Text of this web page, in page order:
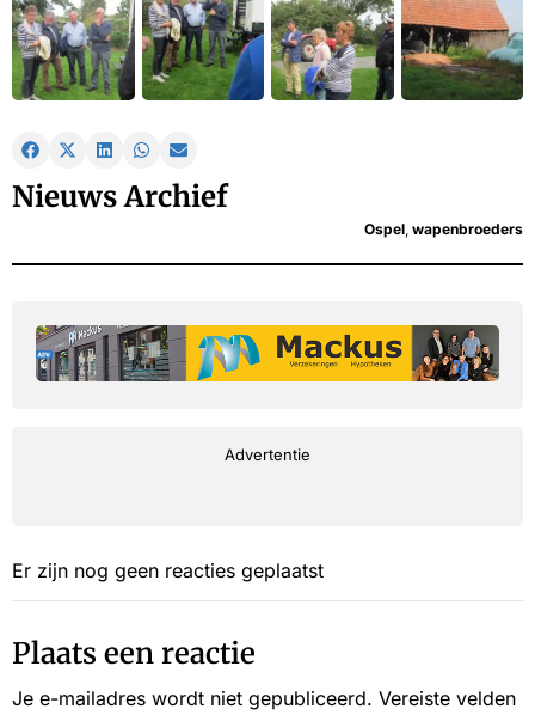
Nieuws Archief
Ospel wapenbroeders
Advertentie
Er zijn nog geen reacties geplaatst
Plaats een reactie
Je e-mailadres wordt niet gepubliceerd. Vereiste velden